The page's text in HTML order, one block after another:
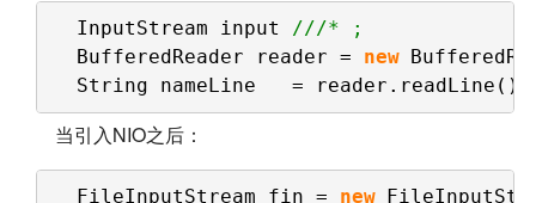
InputStream input
///* ;
BufferedReader reader = new
String nameLine   = reader.readLine();
当引入NIO之后：
FileInputStream fin = new